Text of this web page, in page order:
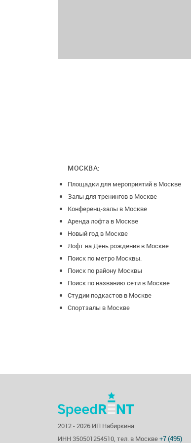
МОСКВА:
Площадки для мероприятий в Москве
Залы для тренингов в Москве
Конференц-залы в Москве
Аренда лофта в Москве
Новый год в Москве
Лофт на День рождения в Москве
Поиск по метро Москвы.
Поиск по району Москвы
Поиск по названию сети в Москве
Студии подкастов в Москве
Спортзалы в Москве
2012 - 2026 ИП Набиркина
ИНН 350501254510, тел. в Москве+7 (495)